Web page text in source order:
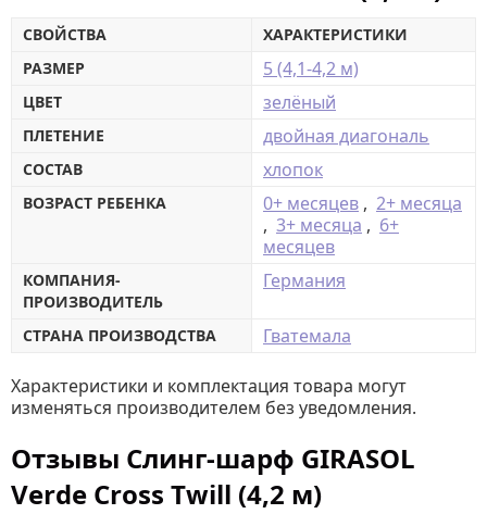
СВОЙСТВА
ХАРАКТЕРИСТИКИ
РАЗМЕР
5 (4,1-4,2 м)
ЦВЕТ зелёный
ПЛЕТЕНИЕ двойная диагональ
СОСТАВ хлопок
ВОЗРАСТ РЕБЕНКА 0+ месяцев , 2+ месяца
, 3+ месяца , 6+
месяцев
КОМПАНИЯ-
ПРОИЗВОДИТЕЛЬ
Германия
СТРАНА ПРОИЗВОДСТВА Гватемала
Характеристики и комплектация товара могут
изменяться производителем без уведомления.
Отзывы Слинг-шарф GIRASOL
Verde Cross Twill (4,2 м)